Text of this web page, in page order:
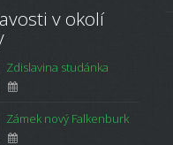
v okolí
Zdislavina studánka
Zámek nový Falkenburk